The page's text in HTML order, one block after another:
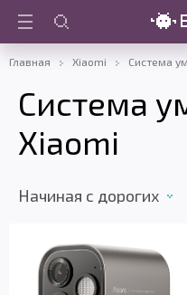
Главная Xiaomi Система
Система
Xiaomi
Начиная с дорогих